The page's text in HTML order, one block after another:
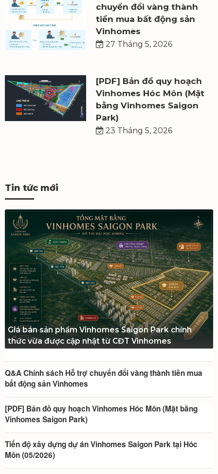
chuyển đổi vàng thành
tiền mua bất động sản
Vinhomes
27 Tháng 5, 2026
[PDF] Bản đồ quy hoạch
Vinhomes Hóc Môn (Mặt
bằng Vinhomes Saigon
Park)
23 Tháng 5, 2026
Tin tức mới
Giá bán sản phẩm Vinhomes Saigon Park chính
thức vừa được cập nhật từ CĐT Vinhomes
Q&A Chính sách Hỗ trợ chuyển đổi vàng thành tiền mua
bất động sản Vinhomes
[PDF] Bản đồ quy hoạch Vinhomes Hóc Môn (Mặt bằng
Vinhomes Saigon Park)
Tiến độ xây dựng dự án Vinhomes Saigon Park tại Hóc
Môn (05/2026)